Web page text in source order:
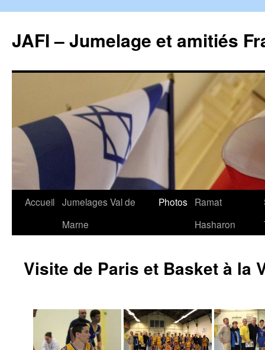
contenu
JAFI – Jumelage et amitiés
Accueil Jumelages Val de
Marne
Photos Ramat
Hasharon
Visite de Paris et Basket à la